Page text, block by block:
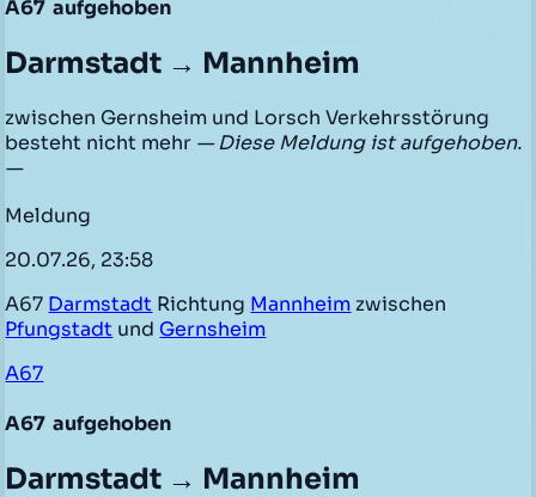
A67 aufgehoben
Darmstadt → Mannheim
zwischen Gernsheim und Lorsch Verkehrsstörung
besteht nicht mehr — Diese Meldung ist aufgehoben.
—
Meldung
20.07.26, 23:58
A67 Darmstadt Richtung Mannheim zwischen
Pfungstadt und Gernsheim
A67
A67 aufgehoben
Darmstadt → Mannheim